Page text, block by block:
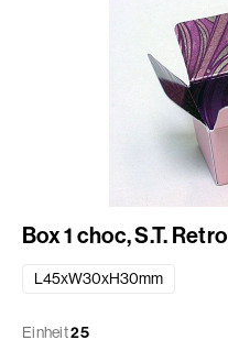
Box 1 choc, S.T. Retro
L45xW30xH30mm
Einheit25